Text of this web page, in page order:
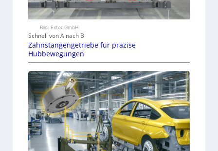
Bild: Extor GmbH
Schnell von A nach B
Zahnstangengetriebe für präzise
Hubbewegungen